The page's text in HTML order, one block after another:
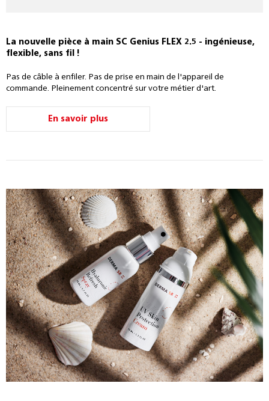
La nouvelle pièce à main SC Genius FLEX 2.5 - ingénieuse,
flexible, sans fil !
Pas de câble à enfiler. Pas de prise en main de l'appareil de
commande. Pleinement concentré sur votre métier d'art.
En savoir plus